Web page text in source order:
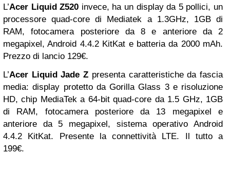
L’Acer Liquid Z520 invece, ha un display da 5 pollici, un
processore quad-core di Mediatek a 1.3GHz, 1GB di
RAM, fotocamera posteriore da 8 e anteriore da 2
megapixel, Android 4.4.2 KitKat e batteria da 2000 mAh.
Prezzo di lancio 129€.
L’Acer Liquid Jade Z presenta caratteristiche da fascia
media: display protetto da Gorilla Glass 3 e risoluzione
HD, chip MediaTek a 64-bit quad-core da 1.5 GHz, 1GB
di RAM, fotocamera posteriore da 13 megapixel e
anteriore da 5 megapixel, sistema operativo Android
4.4.2 KitKat. Presente la connettività LTE. Il tutto a
199€.